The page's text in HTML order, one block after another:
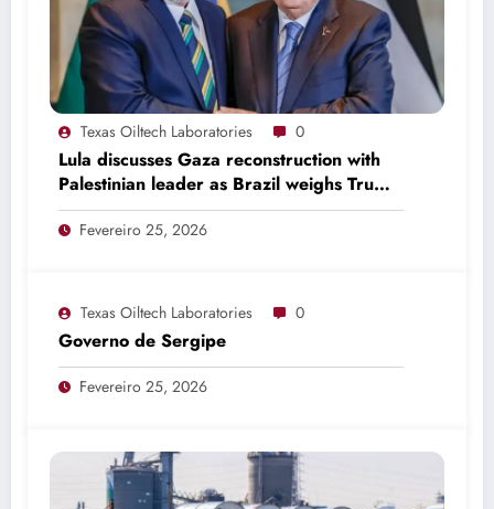
Texas Oiltech Laboratories 0
Lula discusses Gaza reconstruction with
Palestinian leader as Brazil weighs Trump
invitation
Fevereiro 25, 2026
Texas Oiltech Laboratories 0
Governo de Sergipe
Fevereiro 25, 2026